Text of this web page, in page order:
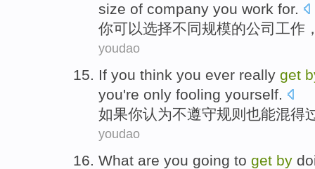
size of company you work for.
你可以选择不同规模的公司 工作
youdao
If you think you ever really get
you're only fooling yourself.
如果你认为不遵守规则 也能混得
youdao
What are you going to get by